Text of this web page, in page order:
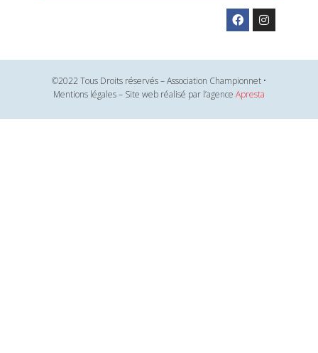
©2022 Tous Droits réservés – Association Championnet •
Mentions légales – Site web réalisé par l’agence Apresta